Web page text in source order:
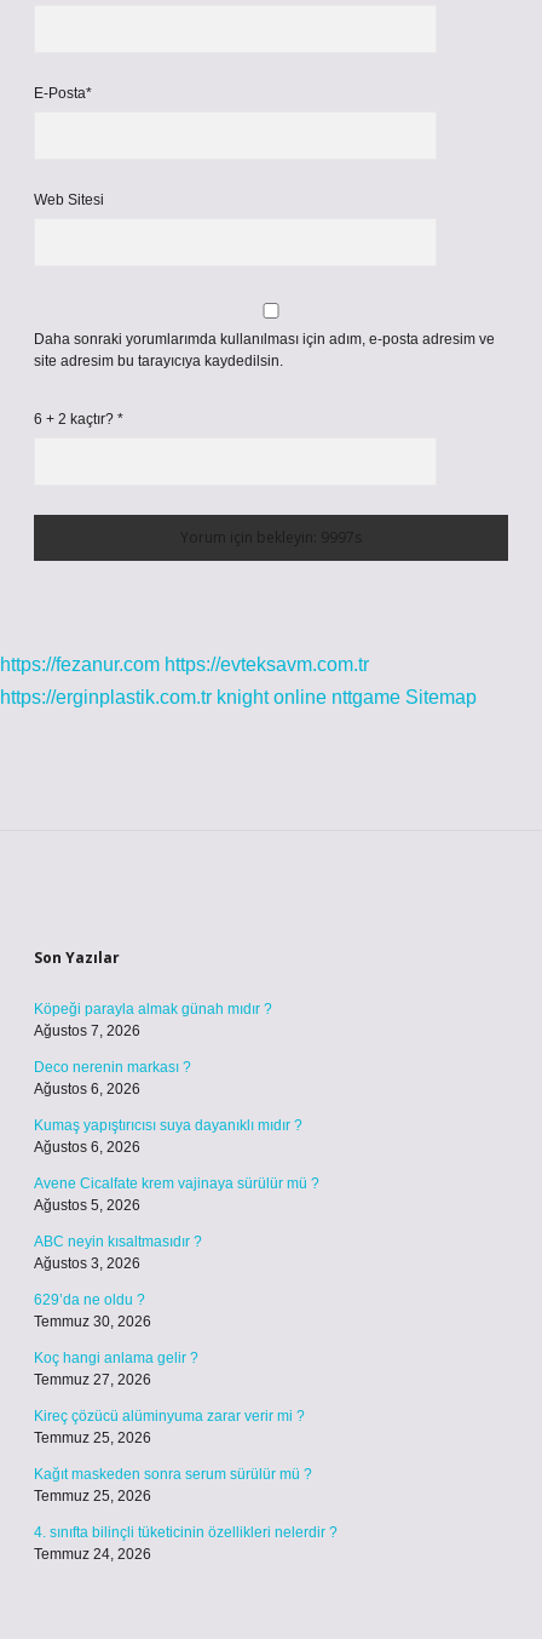
E-Posta*
Web Sitesi
Daha sonraki yorumlarımda kullanılması için adım, e-posta adresim ve
site adresim bu tarayıcıya kaydedilsin.
6 + 2 kaçtır? *
https://fezanur.com https://evteksavm.com.tr
https://erginplastik.com.tr knight online nttgame Sitemap
Son Yazılar
Köpeği parayla almak günah mıdır ?
Ağustos 7, 2026
Deco nerenin markası ?
Ağustos 6, 2026
Kumaş yapıştırıcısı suya dayanıklı mıdır ?
Ağustos 6, 2026
Avene Cicalfate krem vajinaya sürülür mü ?
Ağustos 5, 2026
ABC neyin kısaltmasıdır ?
Ağustos 3, 2026
629’da ne oldu ?
Temmuz 30, 2026
Koç hangi anlama gelir ?
Temmuz 27, 2026
Kireç çözücü alüminyuma zarar verir mi ?
Temmuz 25, 2026
Kağıt maskeden sonra serum sürülür mü ?
Temmuz 25, 2026
4. sınıfta bilinçli tüketicinin özellikleri nelerdir ?
Temmuz 24, 2026